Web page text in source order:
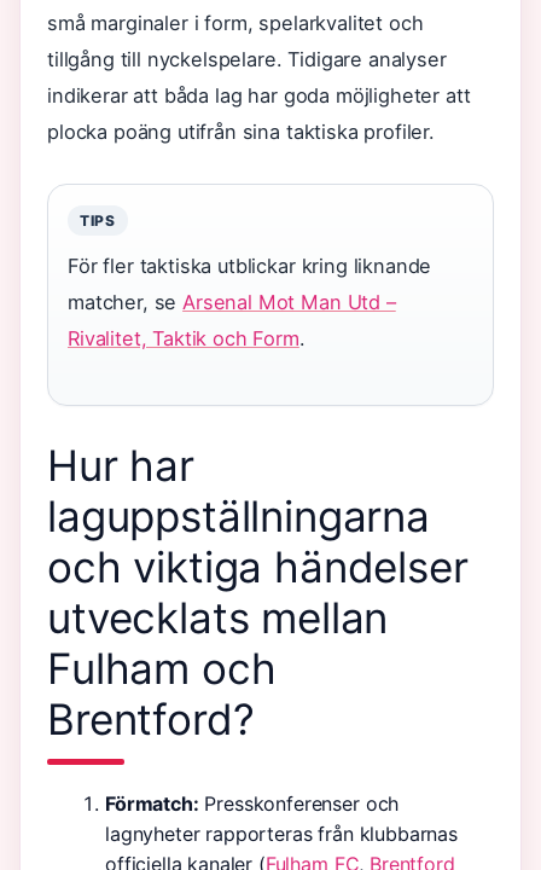
små marginaler i form, spelarkvalitet och
tillgång till nyckelspelare. Tidigare analyser
indikerar att båda lag har goda möjligheter att
plocka poäng utifrån sina taktiska profiler.
TIPS
För fler taktiska utblickar kring liknande
matcher, seArsenal Mot Man Utd –
Rivalitet, Taktik och Form.
Hur har
laguppställningarna
och viktiga händelser
utvecklats mellan
Fulham och
Brentford?
Förmatch: Presskonferenser och
lagnyheter rapporteras från klubbarnas
officiella kanaler (Fulham FC, Brentford